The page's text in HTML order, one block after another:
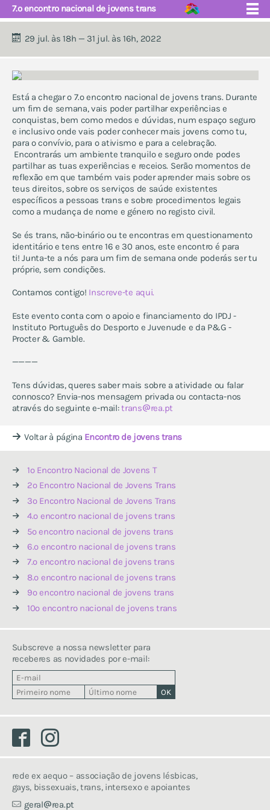
eventos
próximos eventos
eventos anuais:
acampamento de verão
encontro de jovens trans
abraços grátis
escola ex aequo
marchas lgbti e celebrações
do orgulho
ex aequo fm - música e
artes
projecto educação
apoio e saúde
fórum
contactos
7.º encontro nacional de jovens trans
29 jul. às 18h — 31 jul. às 16h, 2022
Está a chegar o 7.º encontro nacional de jovens trans. Durante
um fim de semana, vais poder partilhar experiências e
conquistas, bem como medos e dúvidas, num espaço seguro
e inclusivo onde vais poder conhecer mais jovens como tu,
para o convívio, para o ativismo e para a celebração.
Encontrarás um ambiente tranquilo e seguro onde podes
partilhar as tuas experiências e receios. Serão momentos de
reflexão em que também vais poder aprender mais sobre os
teus direitos, sobre os serviços de saúde existentes
específicos a pessoas trans e sobre procedimentos legais
como a mudança de nome e género no registo civil.
Se és trans, não-binário ou te encontras em questionamento
identitário e tens entre 16 e 30 anos, este encontro é para
ti!Junta-te a nós para um fim de semana onde poderás ser tu
próprie, sem condições.
Contamos contigo! Inscreve-te aqui.
Este evento conta com o apoio e financiamento do IPDJ -
Instituto Português do Desporto e Juvenude e da P&G -
Procter & Gamble.
————
Tens dúvidas, queres saber mais sobre a atividade ou falar
connosco? Envia-nos mensagem privada ou contacta-nos
através do seguinte e-mail:trans rea.pt
Voltar à página Encontro de jovens trans
1º Encontro Nacional de Jovens T
2º Encontro Nacional de Jovens Trans
3º Encontro Nacional de Jovens Trans
4.º encontro nacional de jovens trans
5º encontro nacional de jovens trans
6.º encontro nacional de jovens trans
7.º encontro nacional de jovens trans
8.º encontro nacional de jovens trans
9º encontro nacional de jovens trans
10º encontro nacional de jovens trans
Facebook
rede ex aequo – associação de jovens lésbicas,
gays, bissexuais, trans, intersexo e apoiantes
geral
rea.pt
Subscreve a nossa newsletter para
receberes as novidades por e-mail: